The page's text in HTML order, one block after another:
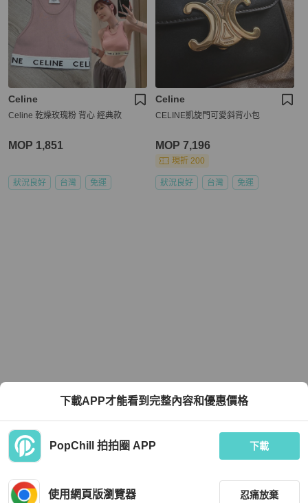
Celine
Celine 乾燥玫瑰粉 背心 經典款
MOP 1,851
狀況良好 台灣 免運
Celine
CELINE凱旋門可愛斜背小包
MOP 7,196
現折 200
狀況良好 台灣 免運
下載APP才能看到完整內容和優惠價格
PopChill 拍拍圈 APP 下載
使用網頁版瀏覽器 忍痛放棄